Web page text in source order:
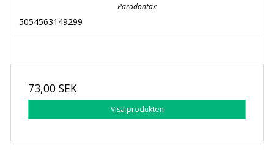
Parodontax
5054563149299
73,00 SEK
Visa produkten